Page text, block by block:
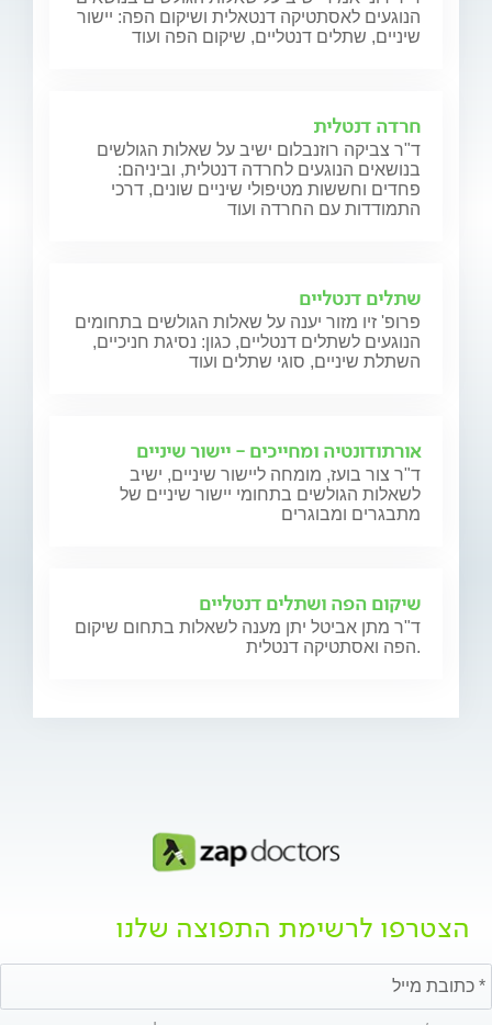
הנוגעים לאסתטיקה דנטאלית ושיקום הפה: יישור
שיניים, שתלים דנטליים, שיקום הפה ועוד
חרדה דנטלית
ד"ר צביקה רוזנבלום ישיב על שאלות הגולשים
בנושאים הנוגעים לחרדה דנטלית, וביניהם:
פחדים וחששות מטיפולי שיניים שונים, דרכי
התמודדות עם החרדה ועוד
שתלים דנטליים
פרופ' זיו מזור יענה על שאלות הגולשים בתחומים
הנוגעים לשתלים דנטליים, כגון: נסיגת חניכיים,
השתלת שיניים, סוגי שתלים ועוד
אורתודונטיה ומחייכים - יישור שיניים
ד"ר צור בועז, מומחה ליישור שיניים, ישיב
לשאלות הגולשים בתחומי יישור שיניים של
מתבגרים ומבוגרים
שיקום הפה ושתלים דנטליים
ד"ר מתן אביטל יתן מענה לשאלות בתחום שיקום
הפה ואסתטיקה דנטלית.
הצטרפו לרשימת התפוצה שלנו